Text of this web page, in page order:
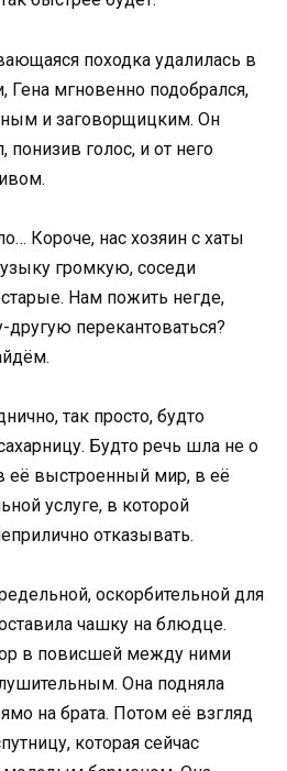
походка удалилась в
Гена мгновенно подобрался,
и заговорщицким. Он
понизив голос, и от него
Короче, нас хозяин с хаты
громкую, соседи
Нам пожить негде,
перекантоваться?
так просто, будто
Будто речь шла не о
её выстроенный мир, в её
услуге, в которой
отказывать.
оскорбительной для
чашку на блюдце.
в повисшей между ними
Она подняла
на брата. Потом её взгляд
которая сейчас